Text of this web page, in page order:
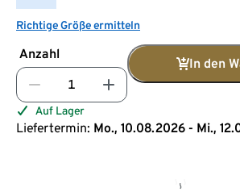
Richtige Größe ermitteln
Anzahl
In den
Auf Lager
Liefertermin: Mo., 10.08.2026 - Mi.,